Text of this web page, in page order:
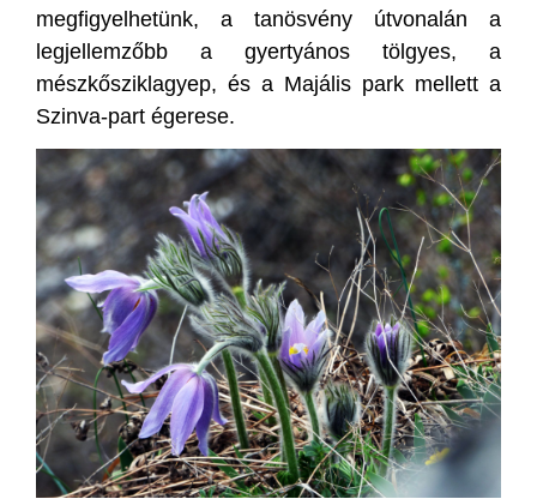
megfigyelhetünk, a tanösvény útvonalán a
legjellemzőbb a gyertyános tölgyes, a
mészkősziklagyep, és a Majális park mellett a
Szinva-part égerese.